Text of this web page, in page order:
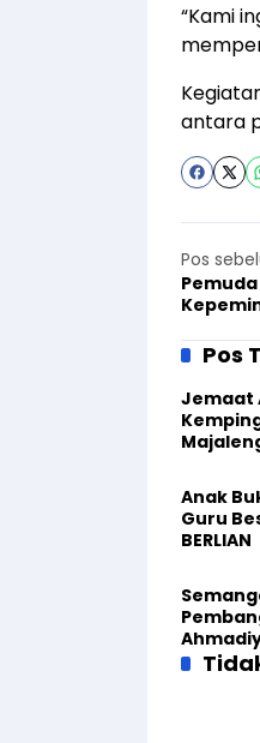
“Kami
antara
Pos
Pos
Jemaat
Anak
Guru
BERLIAN